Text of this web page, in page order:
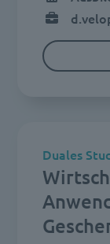
Duales